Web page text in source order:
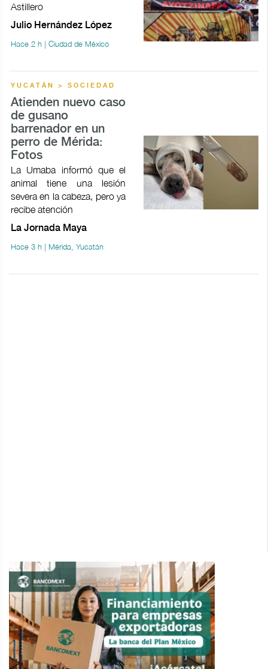
Astillero
Julio Hernández López
Hace 2 h | Ciudad de México
YUCATÁN > SOCIEDAD
Atienden nuevo caso
de gusano
barrenador en un
perro de Mérida:
Fotos
La Umaba informó que el
animal tiene una lesión
severa en la cabeza, pero ya
recibe atención
La Jornada Maya
Hace 3 h | Mérida, Yucatán